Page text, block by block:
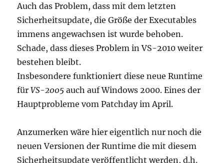
Auch das Problem, dass mit dem letzten
Sicherheitsupdate, die Größe der Executables
immens angewachsen ist wurde behoben.
Schade, dass dieses Problem in VS-2010 weiter
bestehen bleibt.
Insbesondere funktioniert diese neue Runtime
fürVS-2005auch auf Windows 2000. Eines der
Hauptprobleme vom Patchday im April.
Anzumerken wäre hier eigentlich nur noch die
neuen Versionen der Runtime die mit diesem
Sicherheitsupdate veröffentlicht werden, d.h.